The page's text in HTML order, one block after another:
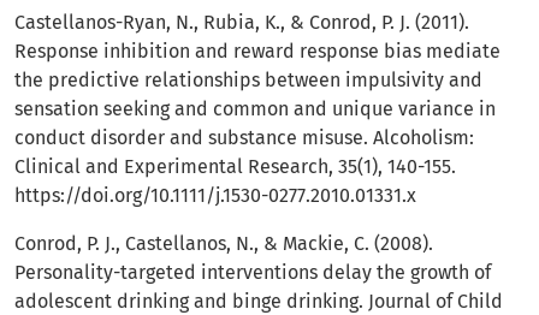
Castellanos-Ryan, N., Rubia, K., & Conrod, P. J. (2011).
Response inhibition and reward response bias mediate
the predictive relationships between impulsivity and
sensation seeking and common and unique variance in
conduct disorder and substance misuse. Alcoholism:
Clinical and Experimental Research, 35(1), 140-155.
https://doi.org/10.1111/j.1530-0277.2010.01331.x
Conrod, P. J., Castellanos, N., & Mackie, C. (2008).
Personality-targeted interventions delay the growth of
adolescent drinking and binge drinking. Journal of Child